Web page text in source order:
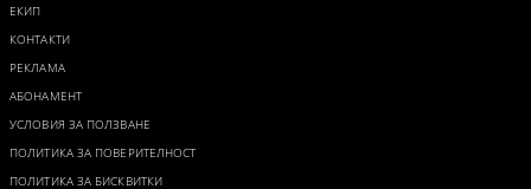
ЕКИП
КОНТАКТИ
РЕКЛАМА
АБОНАМЕНТ
УСЛОВИЯ ЗА ПОЛЗВАНЕ
ПОЛИТИКА ЗА ПОВЕРИТЕЛНОСТ
ПОЛИТИКА ЗА БИСКВИТКИ